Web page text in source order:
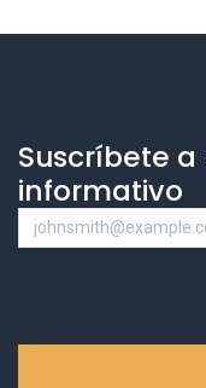
Suscríbete
informativo